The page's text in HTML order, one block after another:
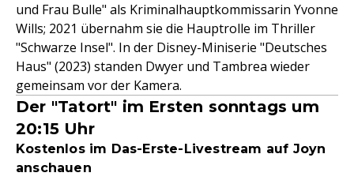
und Frau Bulle" als Kriminalhauptkommissarin Yvonne
Wills; 2021 übernahm sie die Hauptrolle im Thriller
"Schwarze Insel". In der Disney-Miniserie "Deutsches
Haus" (2023) standen Dwyer und Tambrea wieder
gemeinsam vor der Kamera.
Der "Tatort" im Ersten sonntags um
20:15 Uhr
Kostenlos im Das-Erste-Livestream auf Joyn
anschauen